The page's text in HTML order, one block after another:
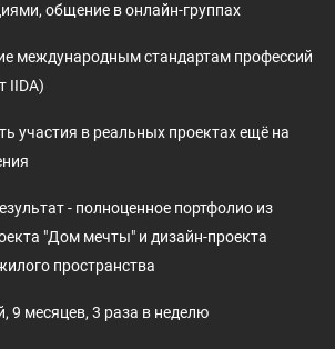
общение в онлайн-группах
международным стандартам профессий
IIDA)
участия в реальных проектах ещё на
- полноценное портфолио из
"Дом мечты" и дизайн-проекта
пространства
9 месяцев, 3 раза в неделю